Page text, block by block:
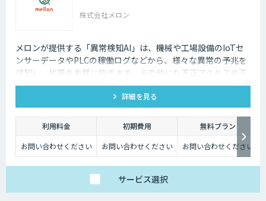
株式会社メロン
メロンが提供する「異常検知AI」は、機械や工場設備のIoTセ
ンサーデータやPLCの稼働ログなどから、様々な異常の予兆を
検知し、故障を未然に防ぎます。その他にも不正アクセスや不
正取引の検出といったサイバーセキュリティにも活用可能で
詳細を見る
利用料金 初期費用
無料プラン
お問い合わせください
お問い合わせください お問い合わせください
サービス選択